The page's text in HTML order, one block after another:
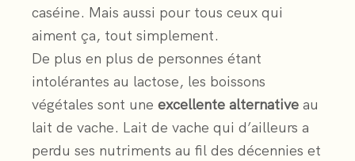
caséine. Mais aussi pour tous ceux qui
aiment ça, tout simplement.
De plus en plus de personnes étant
intolérantes au lactose, les boissons
végétales sont une excellente alternative au
lait de vache. Lait de vache qui d’ailleurs a
perdu ses nutriments au fil des décennies et